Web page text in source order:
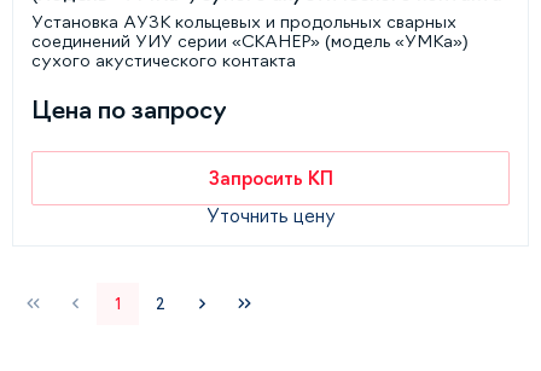
Установка АУЗК кольцевых и продольных сварных
соединений УИУ серии «СКАНЕР» (модель «УМКа»)
сухого акустического контакта
Цена по запросу
Запросить КП
Уточнить цену
1 2